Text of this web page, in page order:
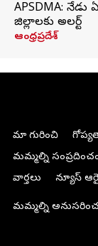
APSDMA:
జిల్లాలకు అలర్ట్
ఆంధ్రప్రదేశ్
మా గురించి
మమ్మల్ని
వార్తలు
న్యూస్
మమ్మల్ని